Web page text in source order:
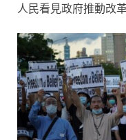
人民看見政府推動改